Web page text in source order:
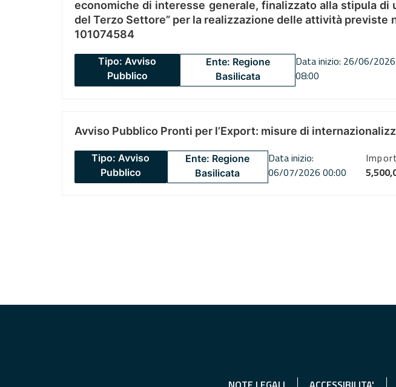
economiche di interesse generale, finalizzato alla stipula di
del Terzo Settore” per la realizzazione delle attività previste
101074584
Tipo: Avviso
Pubblico
Ente: Regione
Basilicata
Data inizio: 26/06/2026
08:00
Avviso Pubblico Pronti per l’Export: misure di
Tipo: Avviso
Pubblico
Ente: Regione
Basilicata
Data inizio:
06/07/2026 00:00